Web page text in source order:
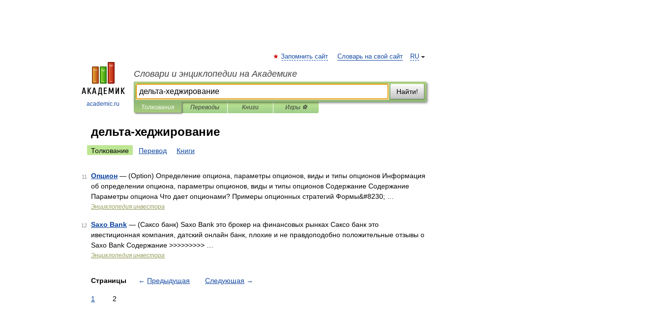
academic.ru
RU
Запомнить сайт Словарь на свой сайт
Словари и энциклопедии на Академике
Найти!
Толкования Переводы Книги Игры ⚽
дельта-хеджирование
Толкование Перевод Книги
11 Опцион — (Оption) Определение опциона, параметры опционов, виды и типы опционов Информация
об определении опциона, параметры опционов, виды и типы опционов Содержание Содержание
Параметры опциона Что дает опционами? Примеры опционных стратегий Формы&#8230; …
Энциклопедия инвестора
12 Saxo Bank — (Саксо банк) Saxo Bank это брокер на финансовых рынках Саксо банк это
ивестиционная компания, датский онлайн банк, плохие и не правдоподобно положительные отзывы о
Saxo Bank Содержание >>>>>>>>> …
Энциклопедия инвестора
Страницы ← Предыдущая Следующая →
1 2